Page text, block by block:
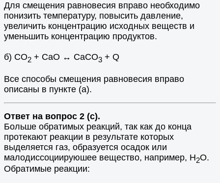
Для смещения равновесия вправо необходимо
понизить температуру, повысить давление,
увеличить концентрацию исходных веществ и
уменьшить концентрацию продуктов.
б) СО2 + СаО ↔ СаСО3 + Q
Все способы смещения равновесия вправо
описаны в пункте (а).
Ответ на вопрос 2 (с).
Больше обратимых реакций, так как до конца
протекают реакции в результате которых
выделяется газ, образуется осадок или
малодиссоциируюшее вещество, например, Н2О.
Обратимые реакции: